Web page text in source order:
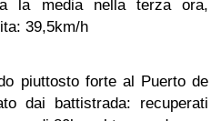
la media nella terza ora,
39,5km/h
piuttosto forte al Puerto de
dai battistrada: recuperati